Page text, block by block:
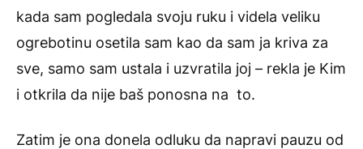
kada sam pogledala svoju ruku i videla veliku
ogrebotinu osetila sam kao da sam ja kriva za
sve, samo sam ustala i uzvratila joj – rekla je Kim
i otkrila da nije baš ponosna na to.
Zatim je ona donela odluku da napravi pauzu od